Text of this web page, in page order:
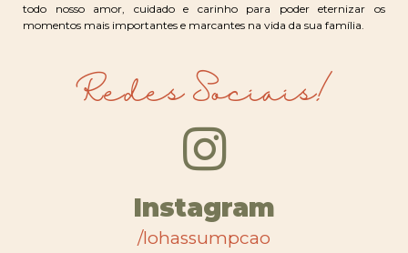
todo nosso amor, cuidado e carinho para poder eternizar os
momentos mais importantes e marcantes na vida da sua família.
Redes Sociais!
Instagram
/lohassumpcao